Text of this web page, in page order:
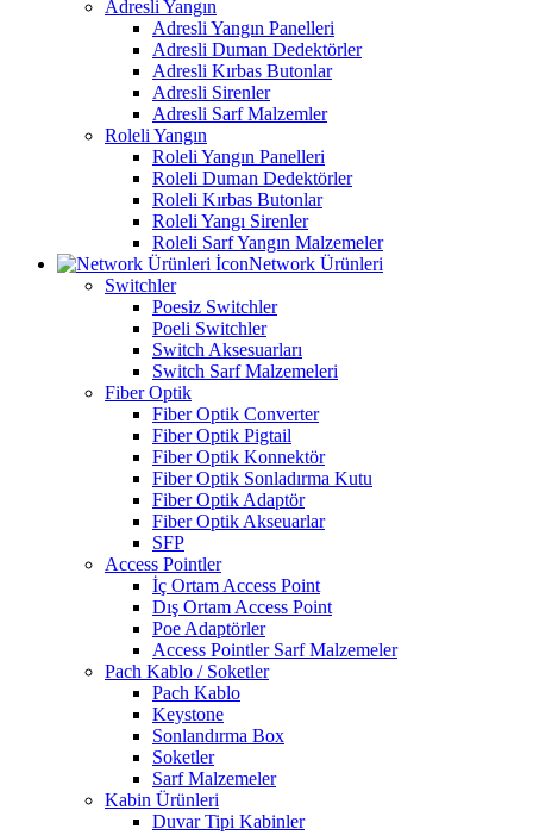
Adresli Yangın
Adresli Yangın Panelleri
Adresli Duman Dedektörler
Adresli Kırbas Butonlar
Adresli Sirenler
Adresli Sarf Malzemler
Roleli Yangın
Roleli Yangın Panelleri
Roleli Duman Dedektörler
Roleli Kırbas Butonlar
Roleli Yangı Sirenler
Roleli Sarf Yangın Malzemeler
Network Ürünleri
Switchler
Poesiz Switchler
Poeli Switchler
Switch Aksesuarları
Switch Sarf Malzemeleri
Fiber Optik
Fiber Optik Converter
Fiber Optik Pigtail
Fiber Optik Konnektör
Fiber Optik Sonladırma Kutu
Fiber Optik Adaptör
Fiber Optik Akseuarlar
SFP
Access Pointler
İç Ortam Access Point
Dış Ortam Access Point
Poe Adaptörler
Access Pointler Sarf Malzemeler
Pach Kablo / Soketler
Pach Kablo
Keystone
Sonlandırma Box
Soketler
Sarf Malzemeler
Kabin Ürünleri
Duvar Tipi Kabinler